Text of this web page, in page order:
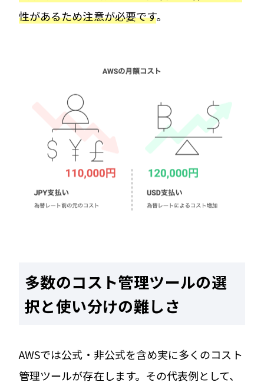
性があるため注意が必要です。
多数のコスト管理ツールの選
択と使い分けの難しさ
AWSでは公式・非公式を含め実に多くのコスト
管理ツールが存在します。その代表例として、